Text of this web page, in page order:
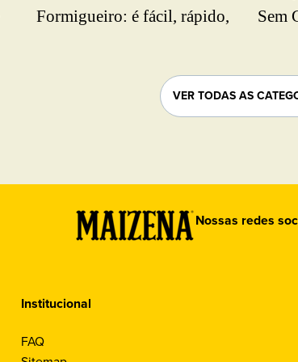
Formigueiro: é fácil, rápido,
surpreenda com esse sabor!
Sem
VER TODAS AS
Nossas redes
Institucional
FAQ